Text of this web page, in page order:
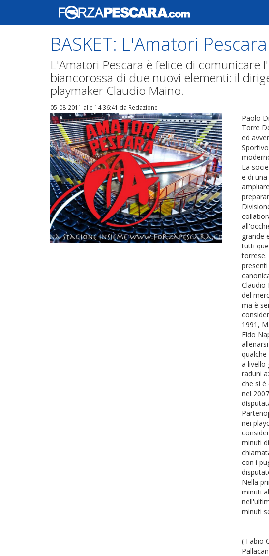
BASKET: L'Amatori
L'Amatori Pescara è felice di comunicare
biancorossa di due nuovi elementi: il
playmaker Claudio Maino.
05-08-2011 alle 14:36:41 da Redazione
Paolo
Torre
ed
La
e di
grande
tutti
torrese.
Claudio
del
ma è
1991,
Eldo
a livello
raduni
che si è
nel
nei
minuti
con i
Nella
minuti
minuti
( Fabio